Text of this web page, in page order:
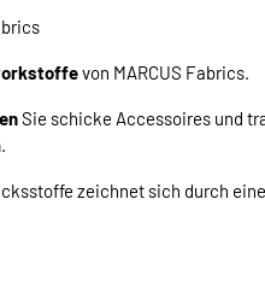
von MARCUS Fabrics.
Sie schicke Accessoires und
zeichnet sich durch